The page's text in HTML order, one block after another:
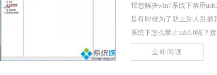
帮您解决win7系统下禁用
是有时候为了防止别人乱插
系统下怎么禁止usb3.0呢？
立即阅读